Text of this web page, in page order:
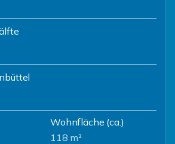
Wohnfläche (ca.)
118 m²